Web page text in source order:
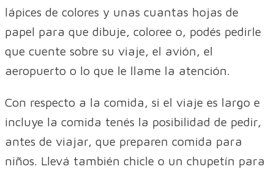
lápices de colores y unas cuantas hojas de
papel para que dibuje, coloree o, podés pedirle
que cuente sobre su viaje, el avión, el
aeropuerto o lo que le llame la atención.
Con respecto a la comida, si el viaje es largo e
incluye la comida tenés la posibilidad de pedir,
antes de viajar, que preparen comida para
niños. Llevá también chicle o un chupetín para